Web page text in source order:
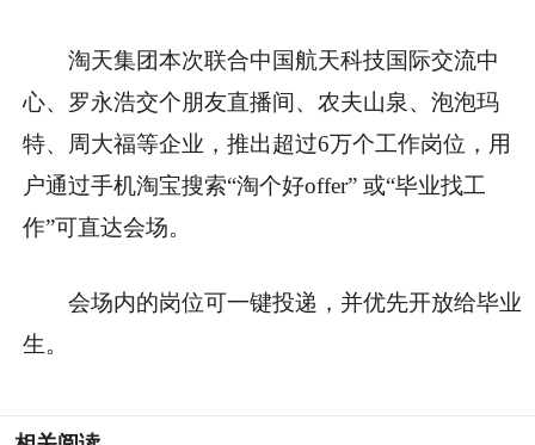
淘天集团本次联合中国航天科技国际交流中
心、罗永浩交个朋友直播间、农夫山泉、泡泡玛
特、周大福等企业，推出超过6万个工作岗位，用
户通过手机淘宝搜索“淘个好offer” 或“毕业找工
作”可直达会场。
会场内的岗位可一键投递，并优先开放给毕业
生。